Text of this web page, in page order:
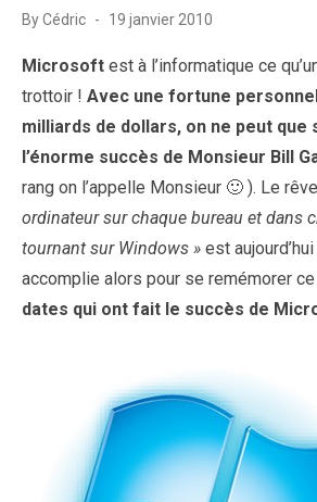
ByCédric
Posted
19 janvier 2010
Microsoft est à l’informatique ce
trottoir ! Avec une fortune
milliards de dollars, on ne peut que
l’énorme succès de Monsieur Bill
rang on l’appelle Monsieur 🙂 ). Le
ordinateur sur chaque bureau et dans
tournant sur Windows » est
accomplie alors pour se remémorer
dates qui ont fait le succès de